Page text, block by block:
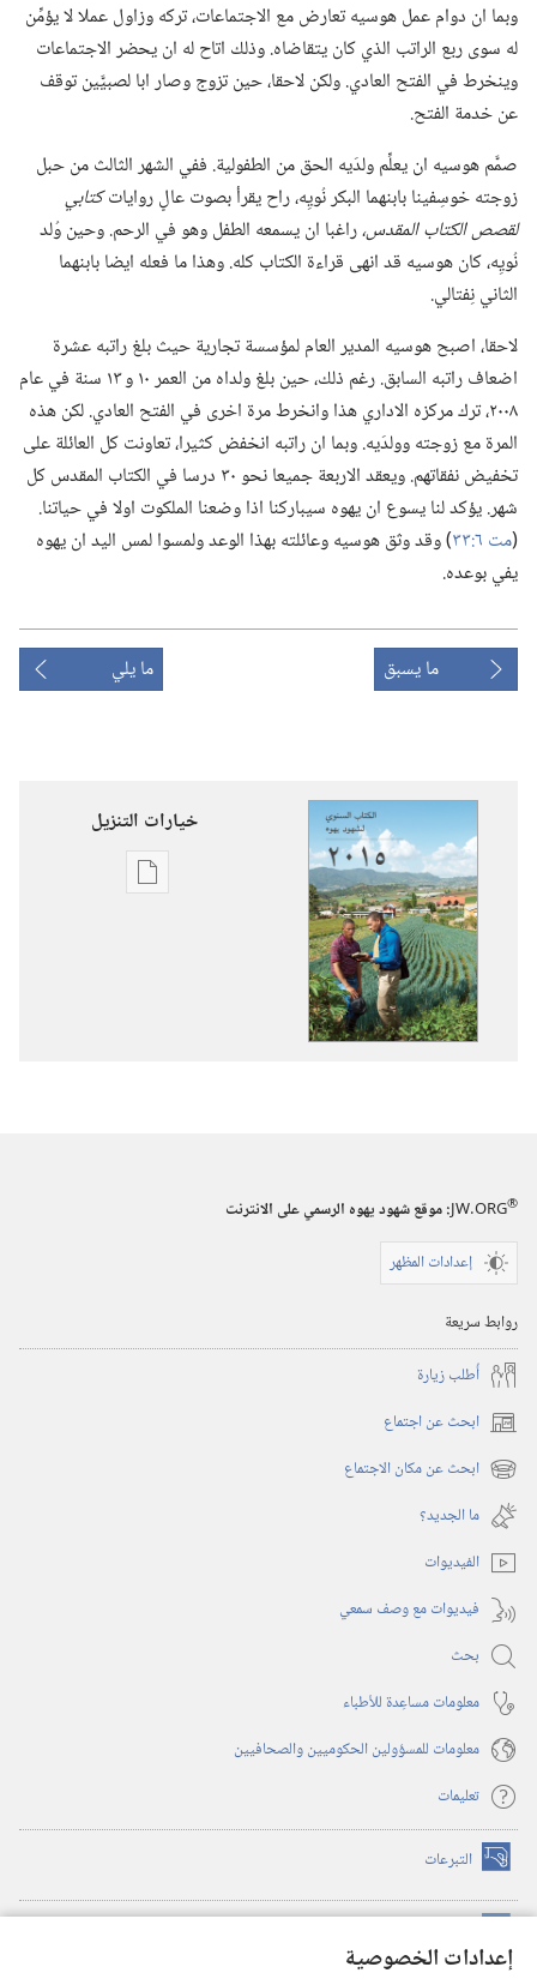
إعدادات الخصوصية
وبما ان دوام عمل هوسيه تعارض مع الاجتماعات،‏ تركه وزاول عملا لا يؤمِّن
له سوى ربع الراتب الذي كان يتقاضاه.‏ وذلك اتاح له ان يحضر الاجتماعات
وينخرط في الفتح العادي.‏ ولكن لاحقا،‏ حين تزوج وصار ابا لصبيَّين توقف
عن خدمة الفتح.‏
صمَّم هوسيه ان يعلِّم ولدَيه الحق من الطفولية.‏ ففي الشهر الثالث من حبل
زوجته خوسِفينا بابنهما البكر نُويِه،‏ راح يقرأ بصوت عالٍ رواياتكتابي
لقصص الكتاب المقدس،‏راغبا ان يسمعه الطفل وهو في الرحم.‏ وحين وُلد
نُويِه،‏ كان هوسيه قد انهى قراءة الكتاب كله.‏ وهذا ما فعله ايضا بابنهما
الثاني نِفتالي.‏
لاحقا،‏ اصبح هوسيه المدير العام لمؤسسة تجارية حيث بلغ راتبه عشرة
اضعاف راتبه السابق.‏ رغم ذلك،‏ حين بلغ ولداه من العمر ١٠ و ١٣ سنة في عام
٢٠٠٨،‏ ترك مركزه الاداري هذا وانخرط مرة اخرى في الفتح العادي.‏ لكن هذه
المرة مع زوجته وولدَيه.‏ وبما ان راتبه انخفض كثيرا،‏ تعاونت كل العائلة على
تخفيض نفقاتهم.‏ ويعقد الاربعة جميعا نحو ٣٠ درسا في الكتاب المقدس كل
شهر.‏ يؤكد لنا يسوع ان يهوه سيباركنا اذا وضعنا الملكوت اولا في حياتنا.‏
(‏مت ٦:‏٣٣
‏)‏ وقد وثق هوسيه وعائلته بهذا الوعد ولمسوا لمس اليد ان يهوه
يفي بوعده.‏
ما يسبق ما يلي
خيارات التنزيل
خيارات
JW.ORG®
:‏ موقع شهود يهوه الرسمي على الانترنت
إعدادات المظهر
روابط سريعة
أُطلب زيارة
ابحث عن اجتماع (يفتح
نافذة ابحث عن مكان الاجتماع (يفتح
نافذة
جديدة)
ما الجديد؟‏
الفيديوات
فيديوات مع وصف سمعي
بحث
معلومات مساعِدة للأطباء
معلومات للمسؤولين الحكوميين والصحافيين
تعليمات
التبرعات (يفتح
نافذة
(يفتح
نافذة